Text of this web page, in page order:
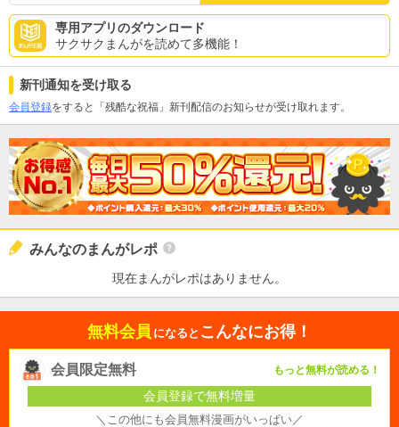
専用アプリのダウンロード
サクサクまんがを読めて多機能！
新刊通知を受け取る
会員登録をすると「残酷な祝福」新刊配信のお知らせが受け取れます。
みんなのまんがレポ
現在まんがレポはありません。
無料会員 になると こんなにお得！
会員限定無料 もっと無料が読める！
会員登録で無料増量
＼この他にも会員無料漫画がいっぱい／